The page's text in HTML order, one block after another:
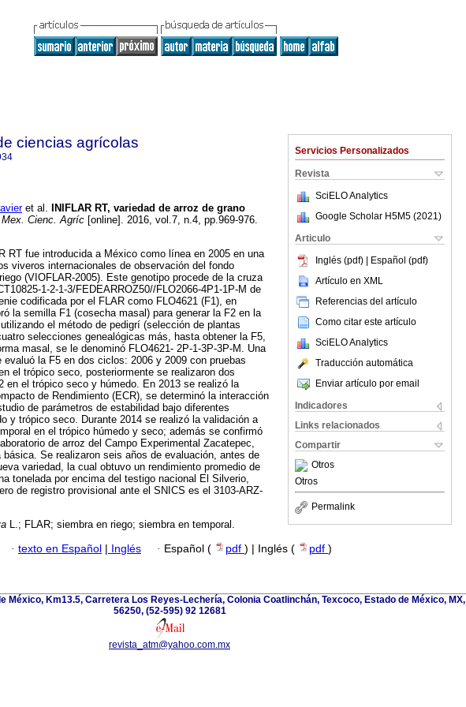
Servicios Personalizados
Revista
SciELO Analytics
Google Scholar H5M5 (2021 )
Articulo
Inglés (pdf) | Español (pdf)
Artículo en XML
Referencias del artículo
Como citar este artículo
SciELO Analytics
Traducción automática
Enviar artículo por email
Indicadores
Links relacionados
Compartir
Otros
Otros
Permalink
ciencias agrícolas
et al. INIFLAR RT, variedad de arroz de grano
Mex. Cienc. Agríc [online]. 2016, vol.7, n.4, pp.969-976.
RT fue introducida a México como línea en 2005 en una
viveros internacionales de observación del fondo
(VIOFLAR-2005). Este genotipo procede de la cruza
1-2-1-3/FEDEARROZ50//FLO2066-4P1-1P-M de
codificada por el FLAR como FLO4621 (F1), en
la semilla F1 (cosecha masal) para generar la F2 en la
el método de pedigrí (selección de plantas
selecciones genealógicas más, hasta obtener la F5,
masal, se le denominó FLO4621- 2P-1-3P-3P-M. Una
la F5 en dos ciclos: 2006 y 2009 con pruebas
el trópico seco, posteriormente se realizaron dos
en el trópico seco y húmedo. En 2013 se realizó la
de Rendimiento (ECR), se determinó la interacción
de parámetros de estabilidad bajo diferentes
y trópico seco. Durante 2014 se realizó la validación a
en el trópico húmedo y seco; además se confirmó
de arroz del Campo Experimental Zacatepec,
básica. Se realizaron seis años de evaluación, antes de
variedad, la cual obtuvo un rendimiento promedio de
tonelada por encima del testigo nacional El Silverio,
de registro provisional ante el SNICS es el 3103-ARZ-
L.; FLAR; siembra en riego; siembra en temporal.
· texto en Español | Inglés · Español ( pdf ) | Inglés ( pdf )
México, Km13.5, Carretera Los Reyes-Lechería, Colonia Coatlinchán, Texcoco, Estado de México, MX,
56250, (52-595) 92 12681
revista_atm@yahoo.com.mx